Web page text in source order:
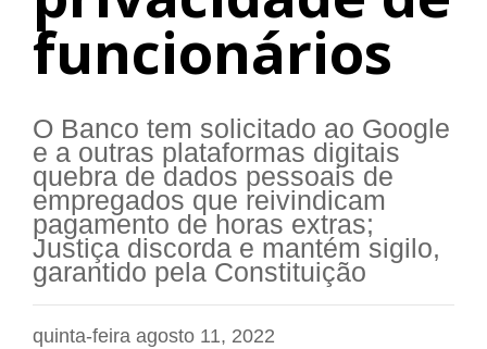
funcionários
O Banco tem solicitado ao Google
e a outras plataformas digitais
quebra de dados pessoais de
empregados que reivindicam
pagamento de horas extras;
Justiça discorda e mantém sigilo,
garantido pela Constituição
quinta-feira agosto 11, 2022